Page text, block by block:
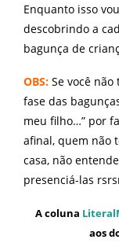
Enquanto isso
descobrindo a
bagunça de
OBS: Se você
fase das
meu filho…” por
afinal, quem não
casa, não
presenciá-las
A coluna
aos